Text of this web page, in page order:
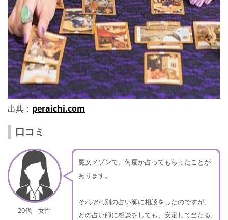
出典： peraichi.com
口コミ
20代 女性
魔女メゾンで、何度か占ってもらったことが
あります。
それぞれ別の占い師に相談をしたのですが、
どの占い師に相談をしても、安定して当たる